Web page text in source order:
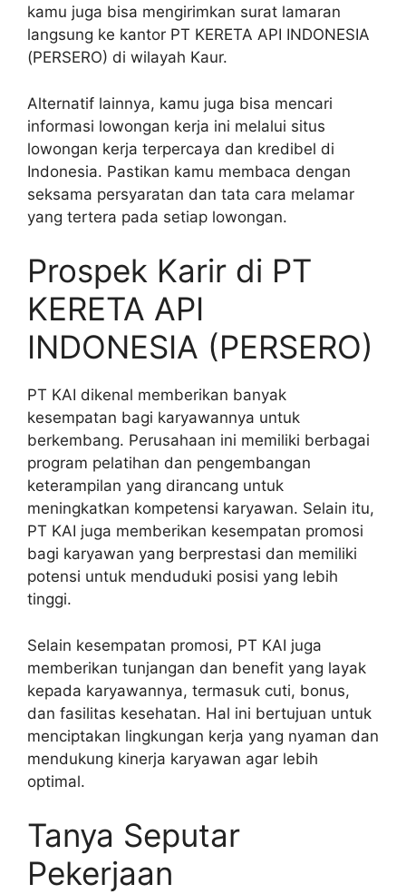
kamu juga bisa mengirimkan surat lamaran
langsung ke kantor PT KERETA API INDONESIA
(PERSERO) di wilayah Kaur.
Alternatif lainnya, kamu juga bisa mencari
informasi lowongan kerja ini melalui situs
lowongan kerja terpercaya dan kredibel di
Indonesia. Pastikan kamu membaca dengan
seksama persyaratan dan tata cara melamar
yang tertera pada setiap lowongan.
Prospek Karir di PT
KERETA API
INDONESIA (PERSERO)
PT KAI dikenal memberikan banyak
kesempatan bagi karyawannya untuk
berkembang. Perusahaan ini memiliki berbagai
program pelatihan dan pengembangan
keterampilan yang dirancang untuk
meningkatkan kompetensi karyawan. Selain itu,
PT KAI juga memberikan kesempatan promosi
bagi karyawan yang berprestasi dan memiliki
potensi untuk menduduki posisi yang lebih
tinggi.
Selain kesempatan promosi, PT KAI juga
memberikan tunjangan dan benefit yang layak
kepada karyawannya, termasuk cuti, bonus,
dan fasilitas kesehatan. Hal ini bertujuan untuk
menciptakan lingkungan kerja yang nyaman dan
mendukung kinerja karyawan agar lebih
optimal.
Tanya Seputar
Pekerjaan